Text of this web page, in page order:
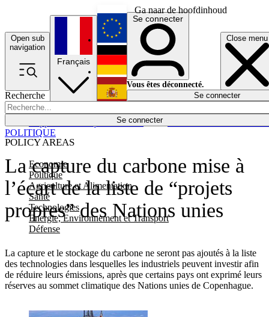
Ga naar de hoofdinhoud
Open sub
navigation
Close menu
Recherche
Se connecter
POLICY AREAS
Economie
Politique
Agriculture et Alimentation
Santé
Technologies
Energie, Environnement et Transport
Défense
Économie
Français
English
Deutsch
Español
Se connecter
Vous êtes déconnecté.
Se connecter
La capture du carbone mise à
l’écart de la liste de “projets
propres” des Nations unies
La capture et le stockage du carbone ne seront pas ajoutés à la liste
des technologies dans lesquelles les industriels peuvent investir afin
de réduire leurs émissions, après que certains pays ont exprimé leurs
réserves au sommet climatique des Nations unies de Copenhague.
POLITIQUE